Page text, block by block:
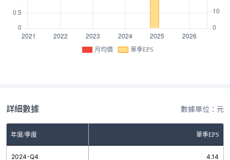
月均價 單季EPS
詳細數據 數據單位：元
年度/季度 單季EPS
2024-Q4 4.14